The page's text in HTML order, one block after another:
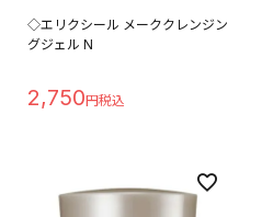
◇エリクシール メーククレンジン
グジェル N
2,750